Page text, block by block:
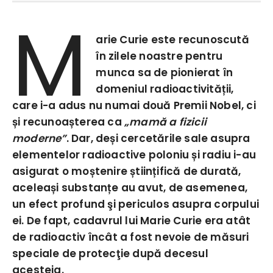
M
arie Curie este recunoscută
în zilele noastre pentru
munca sa de pionierat în
domeniul radioactivității,
care i-a adus nu numai două Premii Nobel, ci
și recunoașterea ca „mamă a fizicii
moderne”. Dar, deși cercetările sale asupra
elementelor radioactive poloniu și radiu i-au
asigurat o moștenire științifică de durată,
aceleași substanțe au avut, de asemenea,
un efect profund şi periculos asupra corpului
ei. De fapt, cadavrul lui Marie Curie era atât
de radioactiv încât a fost nevoie de măsuri
speciale de protecţie după decesul
acesteia.